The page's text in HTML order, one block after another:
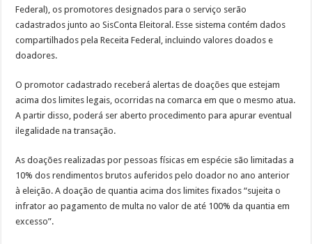
Federal), os promotores designados para o serviço serão
cadastrados junto ao SisConta Eleitoral. Esse sistema contém dados
compartilhados pela Receita Federal, incluindo valores doados e
doadores.
O promotor cadastrado receberá alertas de doações que estejam
acima dos limites legais, ocorridas na comarca em que o mesmo atua.
A partir disso, poderá ser aberto procedimento para apurar eventual
ilegalidade na transação.
As doações realizadas por pessoas físicas em espécie são limitadas a
10% dos rendimentos brutos auferidos pelo doador no ano anterior
à eleição. A doação de quantia acima dos limites fixados “sujeita o
infrator ao pagamento de multa no valor de até 100% da quantia em
excesso”.